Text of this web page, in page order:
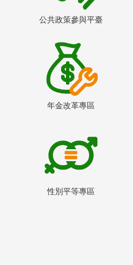
公共政策參與平臺
年金改革專區
性別平等專區